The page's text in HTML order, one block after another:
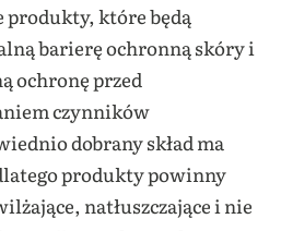
produkty, które będą
barierę ochronną skóry i
ochronę przed
czynników
dobrany skład ma
produkty powinny
natłuszczające i nie